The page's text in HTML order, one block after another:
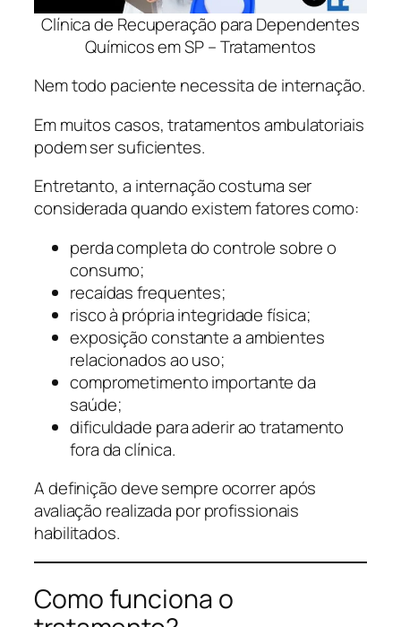
Clínica de Recuperação para Dependentes
Químicos em SP – Tratamentos
Nem todo paciente necessita de internação.
Em muitos casos, tratamentos ambulatoriais
podem ser suficientes.
Entretanto, a internação costuma ser
considerada quando existem fatores como:
perda completa do controle sobre o
consumo;
recaídas frequentes;
risco à própria integridade física;
exposição constante a ambientes
relacionados ao uso;
comprometimento importante da
saúde;
dificuldade para aderir ao tratamento
fora da clínica.
A definição deve sempre ocorrer após
avaliação realizada por profissionais
habilitados.
Como funciona o